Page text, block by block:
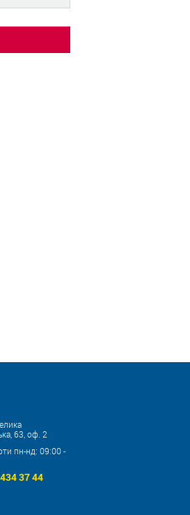
63, оф. 2
пн-нд: 09:00 -
37 44